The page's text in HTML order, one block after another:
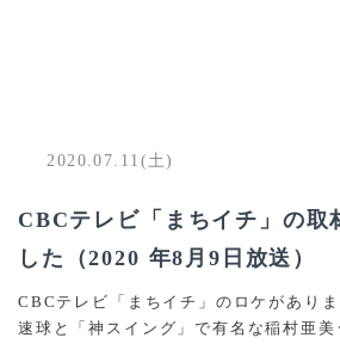
2020.07.11(土)
CBCテレビ「まちイチ」の取
した（2020 年8月9日放送）
CBCテレビ「まちイチ」のロケがあり
速球と「神スイング」で有名な稲村亜美